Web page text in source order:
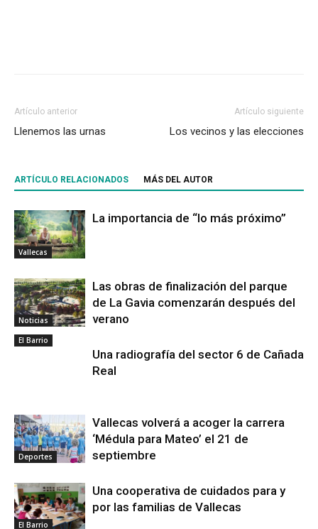
Artículo anterior
Llenemos las urnas
Artículo siguiente
Los vecinos y las elecciones
ARTÍCULO RELACIONADOS MÁS DEL AUTOR
Vallecas
La importancia de “lo más próximo”
Noticias
Las obras de finalización del parque
de La Gavia comenzarán después del
verano
El Barrio
Una radiografía del sector 6 de Cañada
Real
Deportes
Vallecas volverá a acoger la carrera
‘Médula para Mateo’ el 21 de
septiembre
El Barrio
Una cooperativa de cuidados para y
por las familias de Vallecas